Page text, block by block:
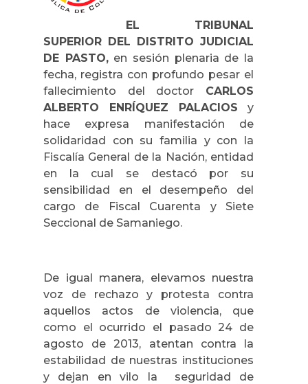
EL TRIBUNAL
SUPERIOR DEL DISTRITO JUDICIAL
DE PASTO,en sesión plenaria de la
fecha, registra con profundo pesar el
fallecimiento del doctor CARLOS
ALBERTO ENRÍQUEZ PALACIOS y
hace expresa manifestación de
solidaridad con su familia y con la
Fiscalía General de la Nación, entidad
en la cual se destacó por su
sensibilidad en el desempeño del
cargo de Fiscal Cuarenta y Siete
Seccional de Samaniego.
De igual manera, elevamos nuestra
voz de rechazo y protesta contra
aquellos actos de violencia, que
como el ocurrido el pasado 24 de
agosto de 2013, atentan contra la
estabilidad de nuestras instituciones
y dejan en vilo la seguridad de